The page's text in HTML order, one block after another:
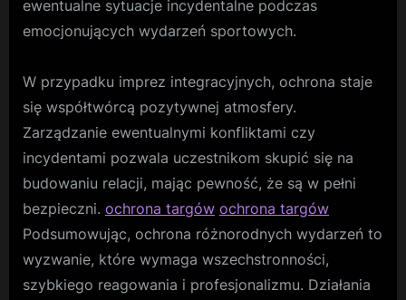
ewentualne sytuacje incydentalne podczas
emocjonujących wydarzeń sportowych.
W przypadku imprez integracyjnych, ochrona staje
się współtwórcą pozytywnej atmosfery.
Zarządzanie ewentualnymi konfliktami czy
incydentami pozwala uczestnikom skupić się na
budowaniu relacji, mając pewność, że są w pełni
bezpieczni. ochrona targów ochrona targów
Podsumowując, ochrona różnorodnych wydarzeń to
wyzwanie, które wymaga wszechstronności,
szybkiego reagowania i profesjonalizmu. Działania